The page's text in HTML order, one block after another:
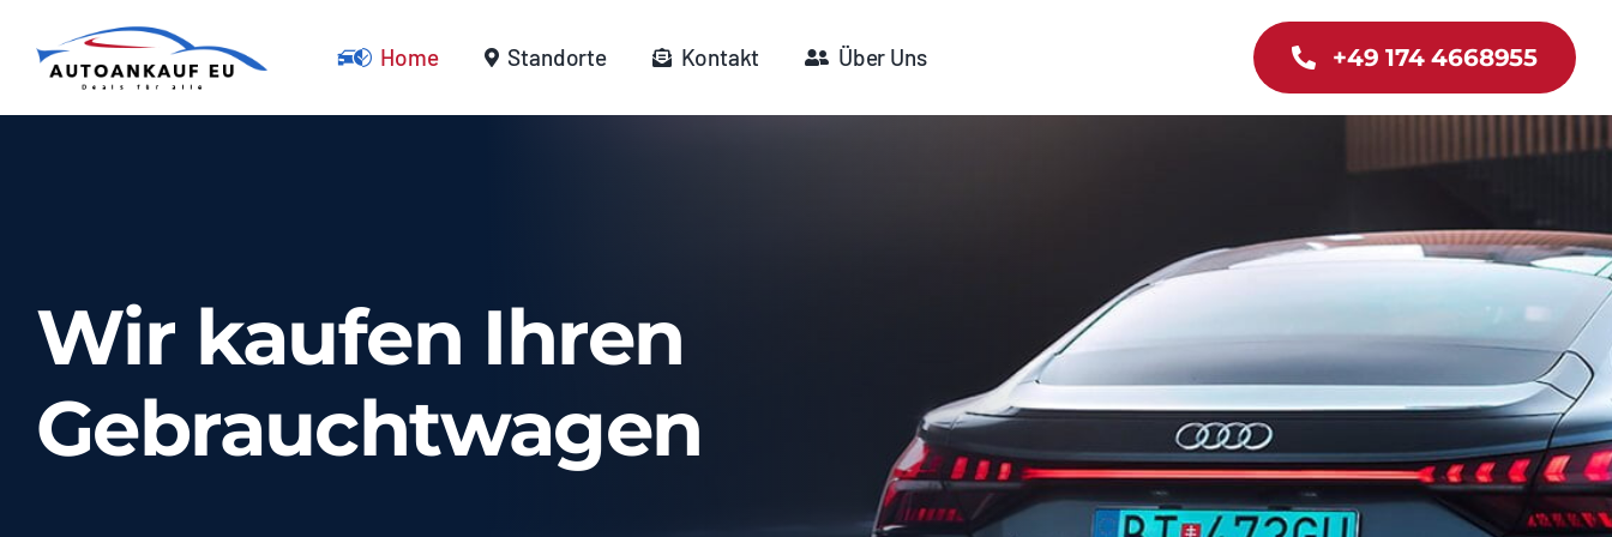
Inhalt
springen
Home Standorte Kontakt Über Uns +49 174 4668955
Wir kaufen Ihren
Gebrauchtwagen